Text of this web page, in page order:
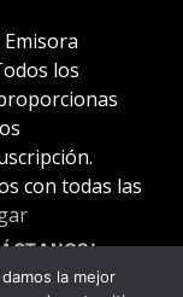
los
con todas las
la mejor